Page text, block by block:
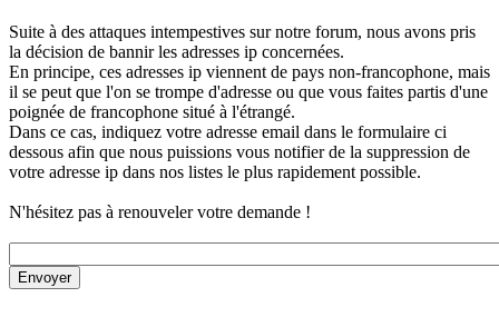
Suite à des attaques intempestives sur notre forum, nous avons pris
la décision de bannir les adresses ip concernées.
En principe, ces adresses ip viennent de pays non-francophone, mais
il se peut que l'on se trompe d'adresse ou que vous faites partis d'une
poignée de francophone situé à l'étrangé.
Dans ce cas, indiquez votre adresse email dans le formulaire ci
dessous afin que nous puissions vous notifier de la suppression de
votre adresse ip dans nos listes le plus rapidement possible.
N'hésitez pas à renouveler votre demande !